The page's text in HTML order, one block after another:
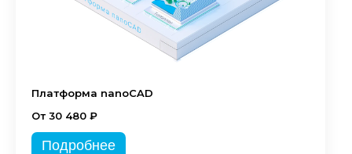
Платформа nanoCAD
От 30 480 ₽
Подробнее